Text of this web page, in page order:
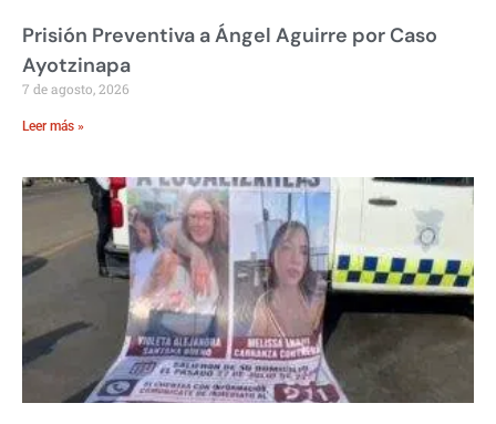
Prisión Preventiva a Ángel Aguirre por Caso
Ayotzinapa
7 de agosto, 2026
Leer más »